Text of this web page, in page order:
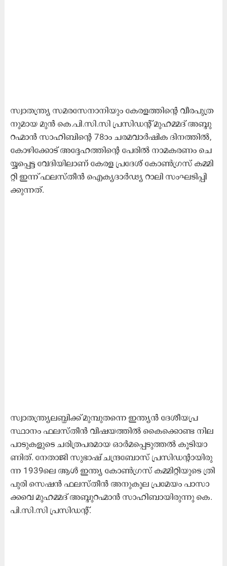
സ്വാ​ത​ന്ത്ര്യ സ​മ​ര​സേ​നാ​നി​യും കേ​ര​ള​ത്തി​ന്റെ വീ​ര​പു​ത്ര​
നു​മാ​യ മു​ൻ കെ.​പി.​സി.​സി പ്ര​സി​ഡ​ന്റ് മു​ഹ​മ്മ​ദ് അ​ബ്ദു​
റ​ഹ്മാ​ൻ സാ​ഹി​ബി​ന്റെ 78ാം ച​ര​മ​വാ​ർ​ഷി​ക ദി​ന​ത്തി​ൽ,
കോ​ഴി​ക്കോ​ട് അ​ദ്ദേ​ഹ​ത്തി​ന്റെ പേ​രി​ൽ നാ​മ​ക​ര​ണം ചെ​
യ്യ​പ്പെ​ട്ട വേ​ദി​യി​ലാ​ണ് കേ​ര​ള പ്ര​ദേ​ശ് കോ​ൺ​ഗ്ര​സ് ക​മ്മി​
റ്റി ഇ​ന്ന് ഫ​ല​സ്തീ​ൻ ഐ​ക്യ​ദാ​ർ​ഢ്യ റാ​ലി സം​ഘ​ടി​പ്പി​
ക്കു​ന്ന​ത്.
സ്വാ​ത​ന്ത്ര്യ​ല​ബ്ധി​ക്ക് മു​മ്പു​ത​ന്നെ ഇ​ന്ത്യ​ൻ ദേ​ശീ​യ​പ്ര​
സ്ഥാ​നം ഫ​ല​സ്തീ​ൻ വി​ഷ​യ​ത്തി​ൽ കൈ​ക്കൊ​ണ്ട നി​ല​
പാ​ടു​ക​ളു​ടെ ച​രി​ത്ര​പ​ര​മാ​യ ഓ​ർ​മ​പ്പെ​ടു​ത്ത​ൽ കൂ​ടി​യാ​
ണി​ത്. നേ​താ​ജി സു​ഭാ​ഷ് ച​ന്ദ്ര​ബോ​സ് പ്ര​സി​ഡ​ന്റാ​യി​രു​
ന്ന 1939ലെ ​ആ​ൾ ഇ​ന്ത്യ കോ​ൺ​ഗ്ര​സ് ക​മ്മി​റ്റി​യു​ടെ ത്രി​
പു​രി സെ​ഷ​ൻ ഫ​ല​സ്തീ​ൻ അ​നു​കൂ​ല പ്ര​മേ​യം പാ​സാ​
ക്ക​വെ മു​ഹ​മ്മ​ദ് അ​ബ്ദു​റ​ഹ്മാ​ൻ സാ​ഹി​ബാ​യി​രു​ന്നു കെ.​
പി.​സി.​സി പ്ര​സി​ഡ​ന്റ്.